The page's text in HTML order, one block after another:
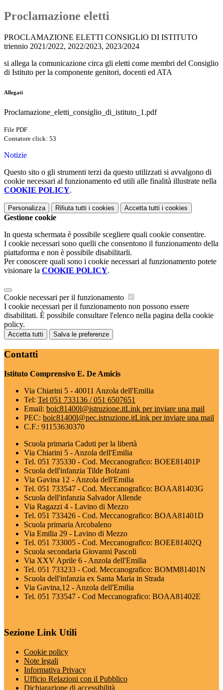
Proclamazione eletti
PROCLAMAZIONE ELETTI CONSIGLIO DI ISTITUTO
triennio 2021/2022, 2022/2023, 2023/2024
si allega la comunicazione circa gli eletti come membri del Consiglio
di Istituto per la componente genitori, docenti ed ATA
Allegati
Proclamazione_eletti_consiglio_di_istituto_1.pdf
File PDF
Contatore click: 53
Notizie
Questo sito o gli strumenti terzi da questo utilizzati si avvalgono di
cookie necessari al funzionamento ed utili alle finalità illustrate nella
COOKIE POLICY.
Personalizza Rifiuta tutti i cookies Accetta tutti i cookies
Gestione cookie
In questa schermata è possibile scegliere quali cookie consentire.
I cookie necessari sono quelli che consentono il funzionamento della
piattaforma e non è possibile disabilitarli.
Per conoscere quali sono i cookie necessari al funzionamento potete
visionare la COOKIE POLICY.
Cookie necessari per il funzionamento
I cookie necessari per il funzionamento non possono essere
disabilitati. È possibile consultare l'elenco nella pagina della cookie
policy.
Accetta tutti Salva le preferenze
Contatti
Istituto Comprensivo E. De Amicis
Via Chiarini 5 - 40011 Anzola dell'Emilia
Tel: Tel 051 733136 / 051 6507651
Email: boic81400l@istruzione.itLink per inviare una mail
PEC: boic81400l@pec.istruzione.itLink per inviare una mail
C.F.: 91153630370
Scuola primaria Caduti per la libertà
Via Chiarini 5 - Anzola dell'Emilia
Tel. 051 735330 - Cod. Meccanografico: BOEE81401P
Scuola dell'infanzia Tilde Bolzani
Via Gavina 12 - Anzola dell'Emilia
Tel. 051 733547 - Cod. Meccanografico: BOAA81403G
Scuola dell'infanzia Salvador Allende
Via Ragazzi 4 - Lavino di Mezzo
Tel. 051 733426 - Cod. Meccanografico: BOAA81401D
Scuola primaria Arcobaleno
Via Emilia 29 - Lavino di Mezzo
Tel. 051 733005 - Cod. Meccanografico: BOEE81402Q
Scuola secondaria Giovanni Pascoli
Via XXV Aprile 6 - Anzola dell'Emilia
Tel. 051 733233 - Cod. Meccanografico: BOMM81401N
Scuola dell'infanzia ex Santa Maria in Strada
Via Gavina,12 - Anzola dell'Emilia
Tel. 051 733547 - Cod Meccanografico: BOAA81402E
Sezione Link Utili
Cookie policy
Note legali
Informativa Privacy
Ufficio Relazioni con il Pubblico
Dichiarazione di accessibilità